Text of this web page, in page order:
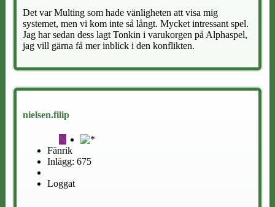
Det var Multing som hade vänligheten att visa mig
systemet, men vi kom inte så långt. Mycket intressant spel.
Jag har sedan dess lagt Tonkin i varukorgen på Alphaspel,
jag vill gärna få mer inblick i den konflikten.
nielsen.filip
N
Fänrik
Inlägg: 675
Loggat